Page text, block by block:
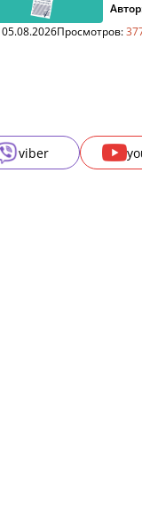
05.08.2026Просмотров:
viber